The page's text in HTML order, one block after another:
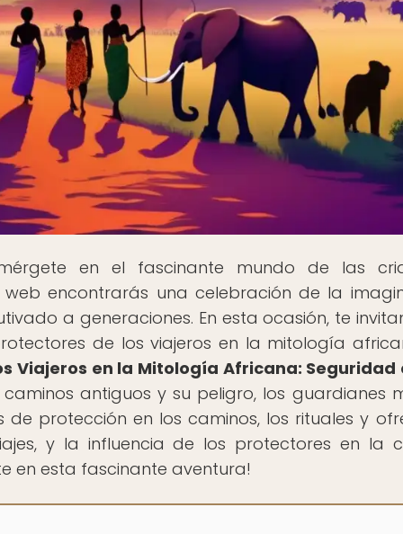
en el fascinante mundo de las
encontrarás una celebración de la
a generaciones. En esta ocasión, te
de los viajeros en la mitología
Viajeros en la Mitología Africana: Seguridad
caminos antiguos y su peligro, los guardianes
de protección en los caminos, los rituales y
y la influencia de los protectores en la
en esta fascinante aventura!